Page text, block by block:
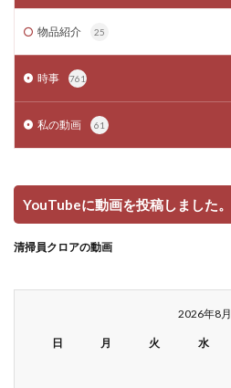
物品紹介 25
時事 761
私の動画 61
YouTubeに動画を投稿しました。
清掃員クロアの動画
2026年8月
日 月 火 水